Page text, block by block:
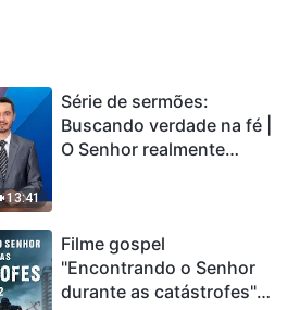
13:41
Série de sermões:
Buscando verdade na fé |
O Senhor realmente
Filme gospel
"Encontrando o Senhor
durante as catástrofes"